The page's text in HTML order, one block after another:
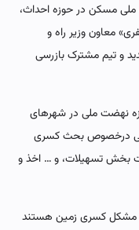
مسکن در حوزه احداث،
معاون وزیر راه و
و تیم مشترک بازرسی
نهضت ملی در شهرهای
درخصوص بحث کسری
بخش تسهیلات، و … اخذ و
مشکل کسری زمین هستند